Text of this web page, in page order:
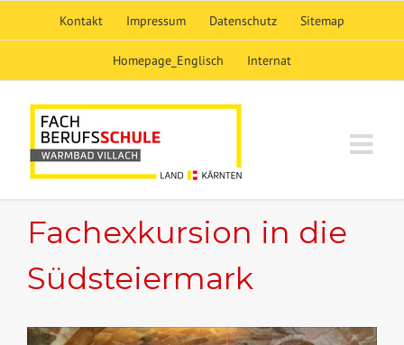
Kontakt Impressum Datenschutz Sitemap
Homepage_Englisch Internat
Fachexkursion in die
Südsteiermark
View